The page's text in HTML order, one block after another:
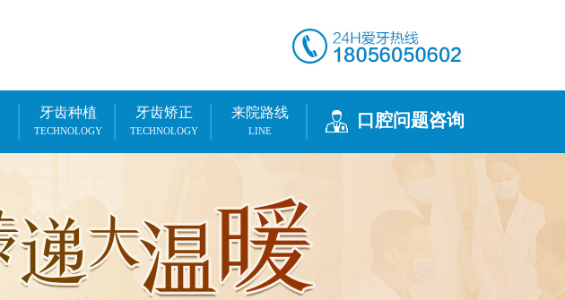
牙齿种植
TECHNOLOGY
牙齿矫正
TECHNOLOGY
来院路线
LINE
口腔问题咨询